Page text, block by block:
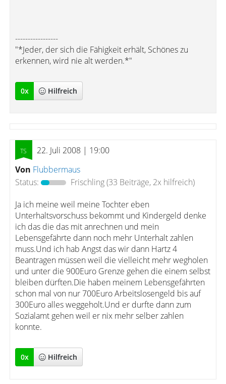
-----------------
"*Jeder, der sich die Fähigkeit erhält, Schönes zu
erkennen, wird nie alt werden.*"
0x Hilfreich
22. Juli 2008 | 19:00
Von Flubbermaus
Status:
Frischling(33 Beiträge, 2x hilfreich)
Ja ich meine weil meine Tochter eben
Unterhaltsvorschuss bekommt und Kindergeld denke
ich das die das mit anrechnen und mein
Lebensgefährte dann noch mehr Unterhalt zahlen
muss.Und ich hab Angst das wir dann Hartz 4
Beantragen müssen weil die vielleicht mehr wegholen
und unter die 900Euro Grenze gehen die einem selbst
bleiben dürften.Die haben meinem Lebensgefährten
schon mal von nur 700Euro Arbeitslosengeld bis auf
300Euro alles weggeholt.Und er durfte dann zum
Sozialamt gehen weil er nix mehr selber zahlen
konnte.
0x Hilfreich